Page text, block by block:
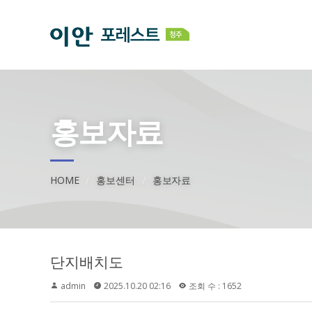
홍보자료
HOME 홍보센터 홍보자료
단지배치도
admin 2025.10.20 02:16 조회 수 : 1652